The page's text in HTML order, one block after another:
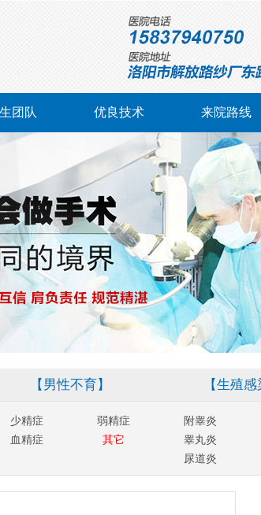
团队 优良技术 来院路线
【男性不育】
少精症
弱精症
血精症
其它
【生殖感
附睾炎
睾丸炎
尿道炎